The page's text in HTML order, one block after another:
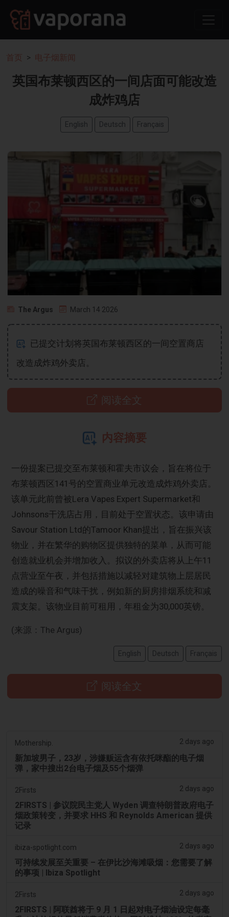
首页 电子烟新闻
英国布莱顿西区的一间店面可能改造
成炸鸡店
English Deutsch Français
The Argus March 14 2026
已提交计划将英国布莱顿西区的一间空置商店
改造成炸鸡外卖店。
阅读全文
内容摘要
一份提案已提交至布莱顿和霍夫市议会，旨在将位于
布莱顿西区141号的空置商业单元改造成炸鸡外卖店。
该单元此前曾被Lera Vapes Expert Supermarket和
Johnsons干洗店占用，目前处于空置状态。该申请由
Savour Station Ltd的Tamoor Khan提出，旨在振兴该
物业，并在繁华的购物区提供独特的菜单，从而可能
创造就业机会并增加收入。拟议的外卖店将从上午11
点营业至午夜，并包括措施以减轻对建筑物上层居民
造成的噪音和气味干扰，例如新的厨房排烟系统和减
震支架。该物业目前可租用，年租金为30,000英镑。
(来源：The Argus)
English Deutsch Français
阅读全文
Mothership. 2 days ago
新加坡男子，23岁，涉嫌贩运含有依托咪酯的电子烟
弹，家中搜出2台电子烟及55个烟弹
2Firsts 2 days ago
2FIRSTS | 参议院民主党人 Wyden 调查特朗普政府电子
烟政策转变，并要求 HHS 和 Reynolds American 提供
记录
ibiza-spotlight.com 2 days ago
可持续发展至关重要 – 在伊比沙海滩吸烟：您需要了解
的事项 | Ibiza Spotlight
2Firsts 2 days ago
2FIRSTS | 阿联酋将于 9 月 1 日起对电子烟油设定每毫